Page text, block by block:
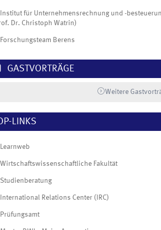
Institut für Unternehmensrechnung und -
Dr. Christoph Watrin)
Forschungsteam Berens
GASTVORTRÄGE
Weitere
LINKS
Learnweb
Wirtschaftswissenschaftliche Fakultät
Studienberatung
International Relations Center (IRC)
Prüfungsamt